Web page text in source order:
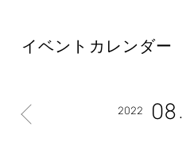
イベントカレンダー
2022 08